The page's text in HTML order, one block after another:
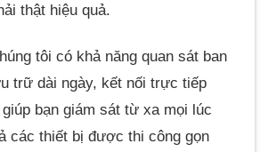
thật hiệu quả.
tôi có khả năng quan sát ban
trữ dài ngày, kết nối trực tiếp
bạn giám sát từ xa mọi lúc
các thiết bị được thi công gọn